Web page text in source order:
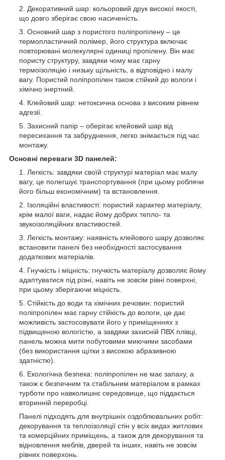
Декоративний шар: кольоровий друк високої якості,
що довго зберігає свою насиченість.
Основний шар з пористого поліпропілену – це
термопластичний полімер, його структура включає
повторювані молекулярні одиниці пропілену. Він має
пористу структуру, завдяки чому має гарну
термоізоляцію і низьку щільність, а відповідно і малу
вагу. Пористий поліпропілен також стійкий до вологи і
хімічно інертний.
Клейовий шар: нетоксична основа з високим рівнем
адгезії.
Захисний папір – оберігає клейовий шар від
пересихання та забруднення, легко знімається під час
монтажу.
Основні переваги 3D панелей:
Легкість: завдяки своїй структурі матеріал має малу
вагу, це полегшує транспортування (при цьому роблячи
його більш економічним) та встановлення.
Ізоляційні властивості: пористий характер матеріалу,
крім малої ваги, надає йому добрих тепло- та
звукоізоляційних властивостей.
Легкість монтажу: наявність клейового шару дозволяє
встановити панелі без необхідності застосування
додаткових матеріалів.
Гнучкість і міцність: гнучкість матеріалу дозволяє йому
адаптуватися під різні, навіть не зовсім рівні поверхні,
при цьому зберігаючи міцність.
Стійкість до води та хімічних речовин: пористий
поліпропілен має гарну стійкість до вологи, це дає
можливість застосовувати його у приміщеннях з
підвищеною вологістю, а завдяки захисній ПВХ плівці,
панель можна мити побутовими миючими засобами
(без використання щітки з високою абразивною
здатністю).
Екологічна безпека: поліпропілен не має запаху, а
також є безпечним та стабільним матеріалом в рамках
турботи про навколишнє середовище, що піддається
вторинній переробці.
Панелі підходять для внутрішніх оздоблювальних робіт:
декорування та теплоізоляції стін у всіх видах житлових
та комерційних приміщень, а також для декорування та
відновлення меблів, дверей та інших, навіть не зовсім
рівних поверхонь.